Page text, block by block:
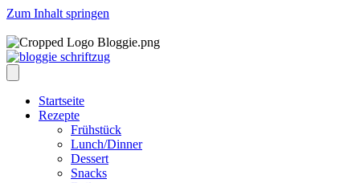
Zum Inhalt springen
Startseite
Rezepte
Frühstück
Lunch/Dinner
Dessert
Snacks